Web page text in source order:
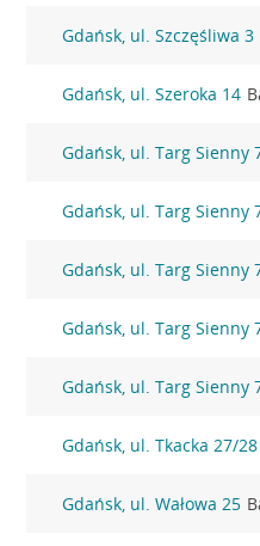
Gdańsk, ul. Szczęśliwa 3
Gdańsk, ul. Szeroka 14
Gdańsk, ul. Targ Sienny
Gdańsk, ul. Targ Sienny
Gdańsk, ul. Targ Sienny
Gdańsk, ul. Targ Sienny
Gdańsk, ul. Targ Sienny
Gdańsk, ul. Tkacka 27/28
Gdańsk, ul. Wałowa 25